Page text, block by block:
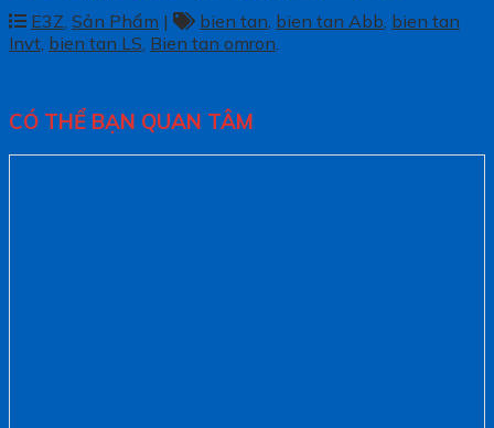
E3Z Sản Phẩm | bien tan bien tan Abb bien tan
Invt bien tan LS Bien tan omron
CÓ THỂ BẠN QUAN TÂM